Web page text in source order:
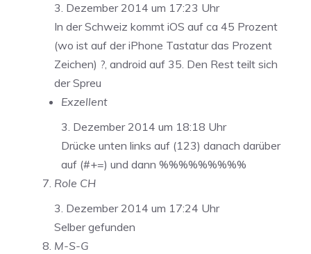
3. Dezember 2014 um 17:23 Uhr
In der Schweiz kommt iOS auf ca 45 Prozent
(wo ist auf der iPhone Tastatur das Prozent
Zeichen) ?, android auf 35. Den Rest teilt sich
der Spreu
Exzellent
3. Dezember 2014 um 18:18 Uhr
Drücke unten links auf (123) danach darüber
auf (#+=) und dann %%%%%%%%%
Role CH
3. Dezember 2014 um 17:24 Uhr
Selber gefunden
M-S-G